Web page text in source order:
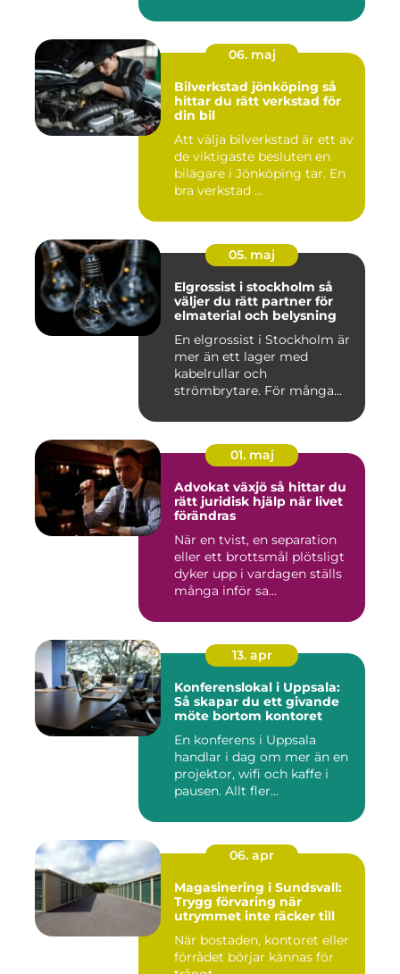
06. maj
Bilverkstad jönköping så
hittar du rätt verkstad för
din bil
Att välja bilverkstad är ett av
de viktigaste besluten en
bilägare i Jönköping tar. En
bra verkstad ...
05. maj
Elgrossist i stockholm så
väljer du rätt partner för
elmaterial och belysning
En elgrossist i Stockholm är
mer än ett lager med
kabelrullar och
strömbrytare. För många
01. maj
Advokat växjö så hittar du
rätt juridisk hjälp när livet
förändras
När en tvist, en separation
eller ett brottsmål plötsligt
dyker upp i vardagen ställs
många inför sa...
13. apr
Konferenslokal i Uppsala:
Så skapar du ett givande
möte bortom kontoret
En konferens i Uppsala
handlar i dag om mer än en
projektor, wifi och kaffe i
pausen. Allt fler...
06. apr
Magasinering i Sundsvall:
Trygg förvaring när
utrymmet inte räcker till
När bostaden, kontoret eller
förrådet börjar kännas för